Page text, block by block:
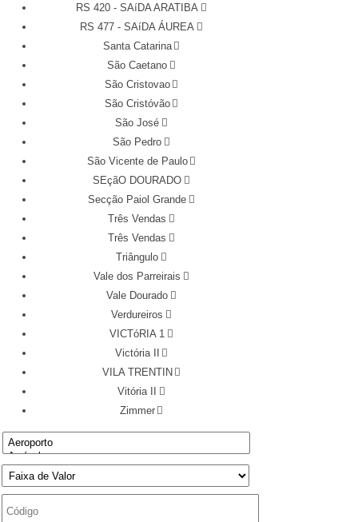
RS 420 - SAíDA ARATIBA
RS 477 - SAíDA ÁUREA
Santa Catarina
São Caetano
São Cristovao
São Cristóvão
São José
São Pedro
São Vicente de Paulo
SEçãO DOURADO
Secção Paiol Grande
Três Vendas
Três Vendas
Triângulo
Vale dos Parreirais
Vale Dourado
Verdureiros
VICTóRIA 1
Victória II
VILA TRENTIN
Vitória II
Zimmer